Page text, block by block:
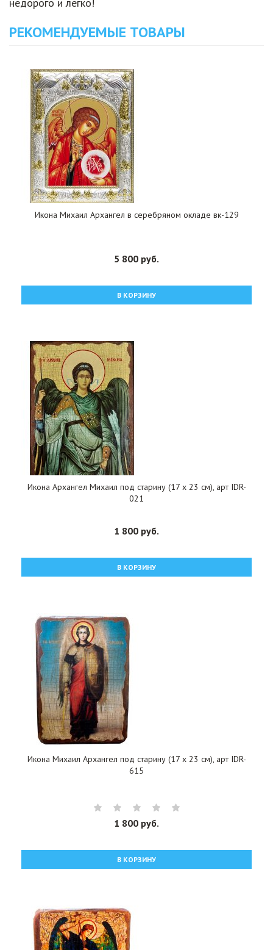
РЕКОМЕНДУЕМЫЕ ТОВАРЫ
Икона Михаил Архангел в серебряном окладе вк-129
5 800 руб.
В КОРЗИНУ
Икона Архангел Михаил под старину (17 х 23 см), арт IDR-
021
1 800 руб.
В КОРЗИНУ
Икона Михаил Архангел под старину (17 х 23 см), арт IDR-
615
1 800 руб.
В КОРЗИНУ